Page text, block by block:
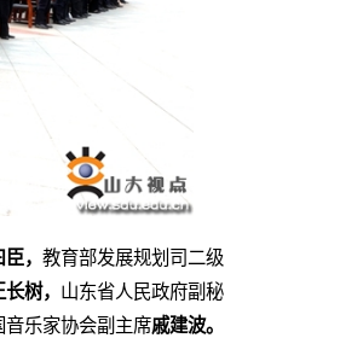
臣，教育部发展规划司二级
树， 山东省人民政府副秘
音乐家协会副主席戚建波。